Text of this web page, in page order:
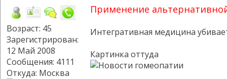
Возраст: 45
Зарегистрирован:
12 Май 2008
Сообщения: 4111
Откуда: Москва
Применение
Интегративная медицина
Картинка оттуда